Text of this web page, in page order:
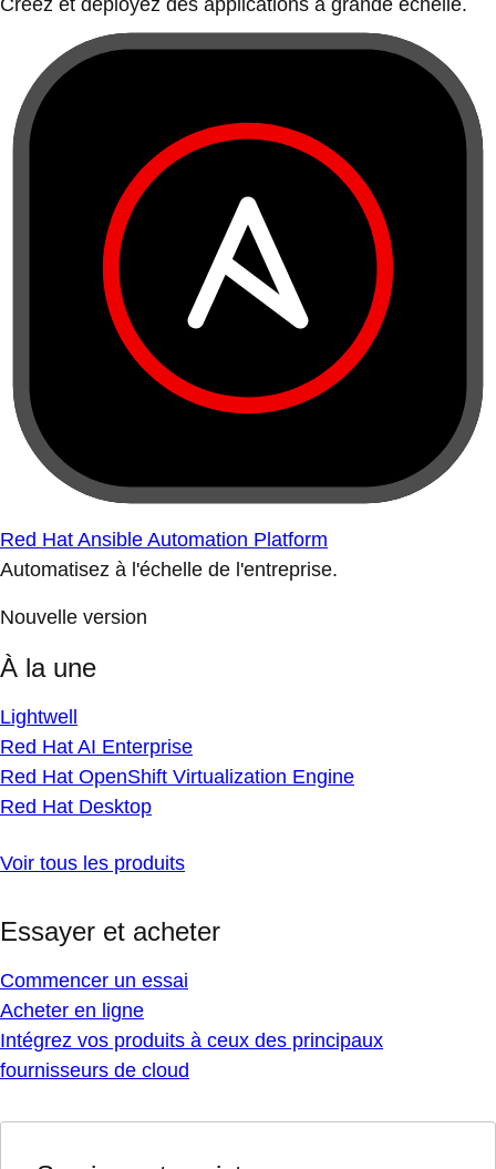
Créez et déployez des applications à grande échelle.
Red Hat Ansible Automation Platform
Automatisez à l'échelle de l'entreprise.
Nouvelle version
À la une
Lightwell
Red Hat AI Enterprise
Red Hat OpenShift Virtualization Engine
Red Hat Desktop
Voir tous les produits
Essayer et acheter
Commencer un essai
Acheter en ligne
Intégrez vos produits à ceux des principaux
fournisseurs de cloud